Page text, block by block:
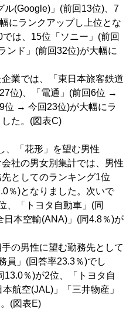
ル(Google)」(前回13位)、7
にランクアップし上位とな
は、15位「ソニー」(前回
ンド」(前回32位)が大幅に
業では、「東日本旅客鉄道
位)、「電通」(前回6位 →
位 → 今回23位)が大幅にラ
た。(図表C)
、「花形」を望む男性
社の男女別集計では、男性
としてのランキング1位
％)となりました。次いで
、「トヨタ自動車」(同
本空輸(ANA)」(同4.8％)が
の男性に望む勤務先として
員」(回答率23.3％)でし
13.0％)が2位、「トヨタ自
航空(JAL)」「三井物産」
(図表E)